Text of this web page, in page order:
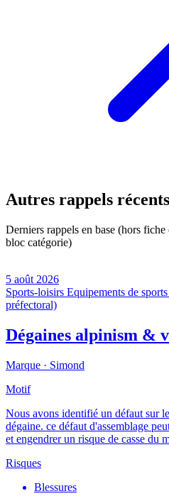
Autres rappels récents
Derniers rappels en base (hors
bloc catégorie)
5 août 2026
Sports-loisirs Equipements de
préfectoral)
Dégaines alpinism &
Marque · Simond
Motif
Nous avons identifié un défaut sur
dégaine. ce défaut d'assemblage
et engendrer un risque de casse du
Risques
Blessures